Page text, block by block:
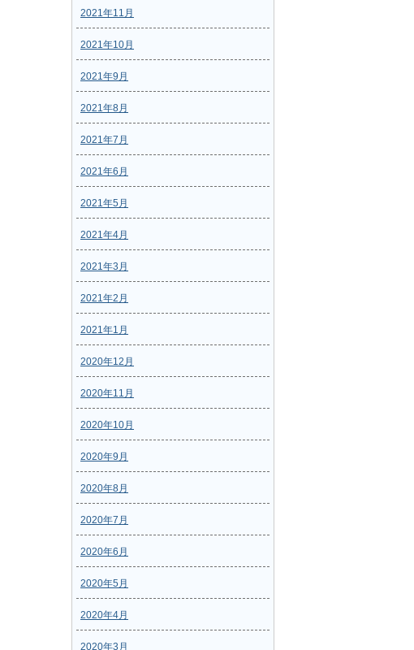
2021年11月
2021年10月
2021年9月
2021年8月
2021年7月
2021年6月
2021年5月
2021年4月
2021年3月
2021年2月
2021年1月
2020年12月
2020年11月
2020年10月
2020年9月
2020年8月
2020年7月
2020年6月
2020年5月
2020年4月
2020年3月